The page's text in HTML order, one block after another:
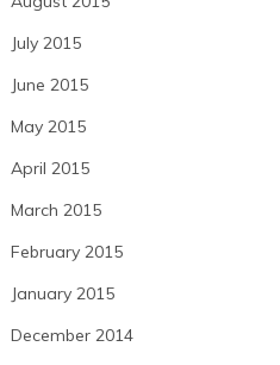
July 2015
June 2015
May 2015
April 2015
March 2015
February 2015
January 2015
December 2014